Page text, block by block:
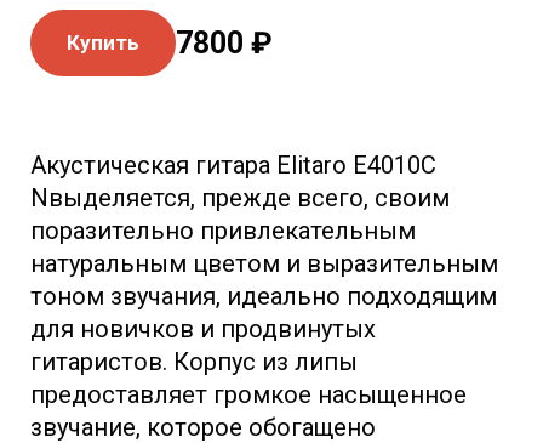
Купить 7800 ₽
Акустическая гитара Elitaro E4010C
Nвыделяется, прежде всего, своим
поразительно привлекательным
натуральным цветом и выразительным
тоном звучания, идеально подходящим
для новичков и продвинутых
гитаристов. Корпус из липы
предоставляет громкое насыщенное
звучание, которое обогащено